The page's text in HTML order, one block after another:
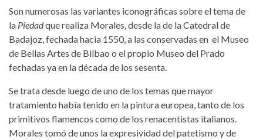
Son numerosas las variantes iconográficas sobre el tema de
la Piedadque realiza Morales, desde la de la Catedral de
Badajoz, fechada hacia 1550, a las conservadas en el Museo
de Bellas Artes de Bilbao o el propio Museo del Prado
fechadas ya en la década de los sesenta.
Se trata desde luego de uno de los temas que mayor
tratamiento había tenido en la pintura europea, tanto de los
primitivos flamencos como de los renacentistas italianos.
Morales tomó de unos la expresividad del patetismo y de